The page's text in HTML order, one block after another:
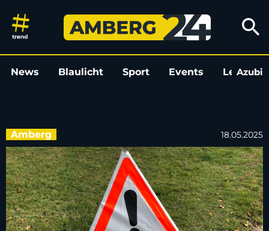
Motorradfahrer bei Unfall in
search
News Blaulicht Sport Events LeoAzubi
Amberg 18.05.2025